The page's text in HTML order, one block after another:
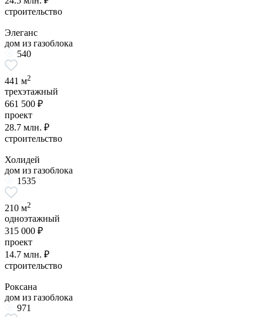
строительство
Элеганс
дом из газоблока
540
441 м2
трехэтажный
661 500 ₽
проект
28.7 млн. ₽
строительство
Холидей
дом из газоблока
1535
210 м2
одноэтажный
315 000 ₽
проект
14.7 млн. ₽
строительство
Роксана
дом из газоблока
971